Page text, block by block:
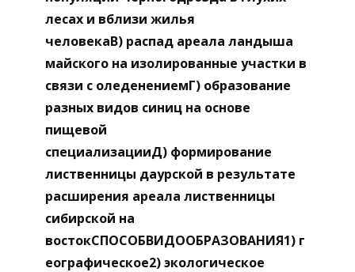
лесах и вблизи жилья
человекаВ) распад ареала ландыша
майского на изолированные участки в
связи с оледенениемГ) образование
разных видов синиц на основе
пищевой
специализацииД) формирование
лиственницы даурской в результате
расширения ареала лиственницы
сибирской на
востокСПОСОБВИДООБРАЗОВАНИЯ1) г
еографическое2) экологическое